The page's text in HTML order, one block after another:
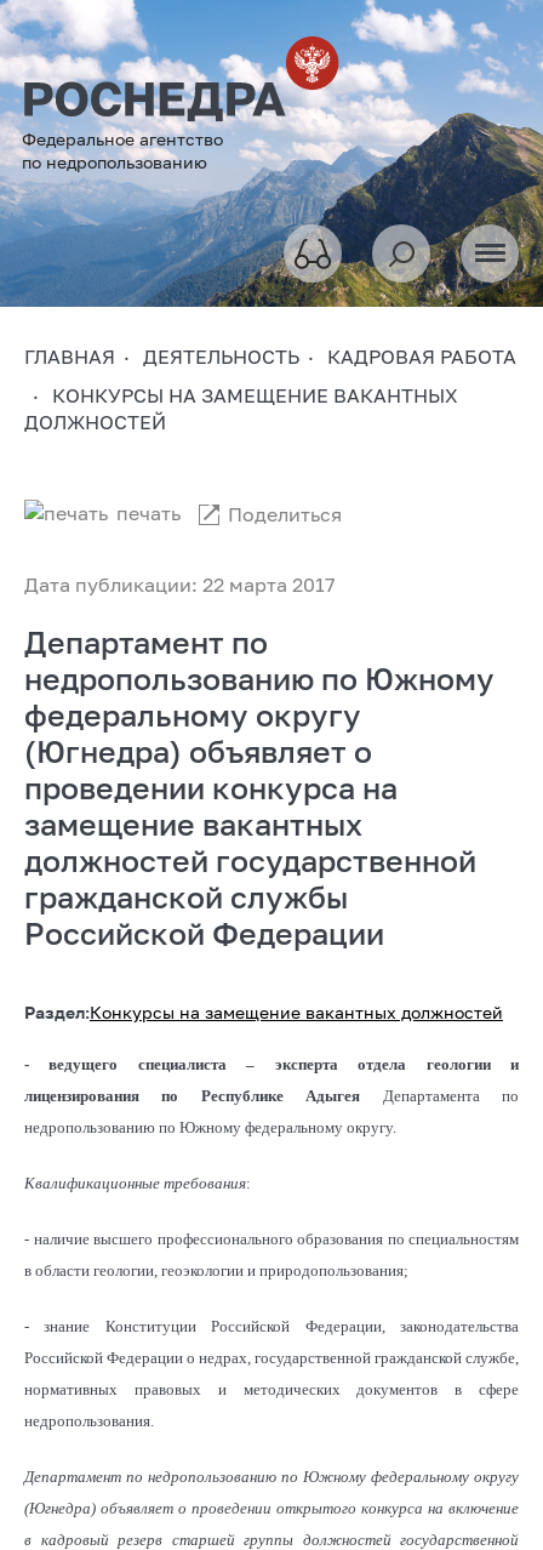
Федеральное агентство
по недропользованию
ГЛАВНАЯ ДЕЯТЕЛЬНОСТЬ
КАДРОВАЯ РАБОТА
КОНКУРСЫ НА ЗАМЕЩЕНИЕ ВАКАНТНЫХ
ДОЛЖНОСТЕЙ
Дата публикации: 22 марта 2017
печать Поделиться
Департамент по
недропользованию по Южному
федеральному округу
(Югнедра) объявляет о
проведении конкурса на
замещение вакантных
должностей государственной
гражданской службы
Российской Федерации
Раздел:Конкурсы на замещение вакантных должностей
- ведущего специалиста – эксперта отдела геологии и
лицензирования по Республике Адыгея Департамента по
недропользованию по Южному федеральному округу.
Квалификационные требования:
- наличие высшего профессионального образования по специальностям
в области геологии, геоэкологии и природопользования;
- знание Конституции Российской Федерации, законодательства
Российской Федерации о недрах, государственной гражданской службе,
нормативных правовых и методических документов в сфере
недропользования.
Департамент по недропользованию по Южному федеральному округу
(Югнедра) объявляет о проведении открытого конкурса на включение
в кадровый резерв старшей группы должностей государственной